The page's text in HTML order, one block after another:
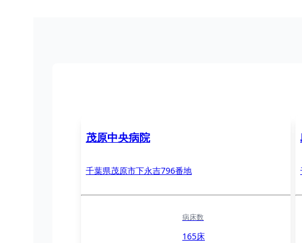
茂原中央病院
千葉県茂原市下永吉796番地
病床数
165床